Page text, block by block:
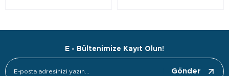
E - Bültenimize Kayıt Olun!
Gönder